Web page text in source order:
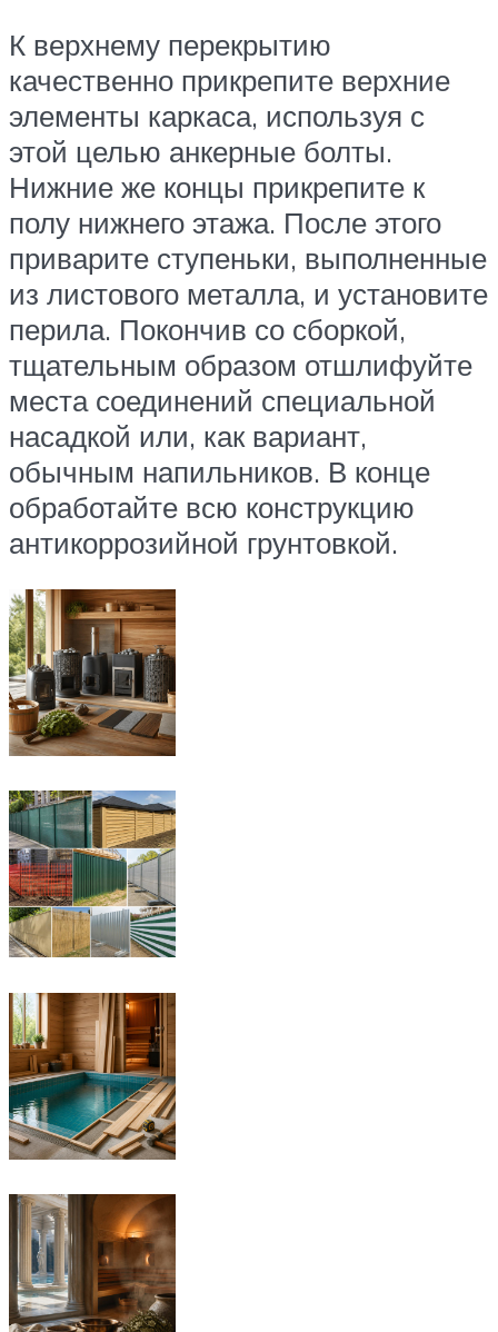
К верхнему перекрытию
качественно прикрепите верхние
элементы каркаса, используя с
этой целью анкерные болты.
Нижние же концы прикрепите к
полу нижнего этажа. После этого
приварите ступеньки, выполненные
из листового металла, и установите
перила. Покончив со сборкой,
тщательным образом отшлифуйте
места соединений специальной
насадкой или, как вариант,
обычным напильников. В конце
обработайте всю конструкцию
антикоррозийной грунтовкой.